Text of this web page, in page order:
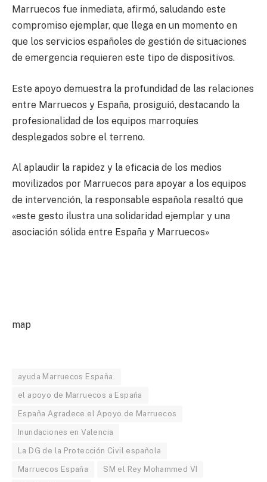
Marruecos fue inmediata, afirmó, saludando este
compromiso ejemplar, que llega en un momento en
que los servicios españoles de gestión de situaciones
de emergencia requieren este tipo de dispositivos.
Este apoyo demuestra la profundidad de las relaciones
entre Marruecos y España, prosiguió, destacando la
profesionalidad de los equipos marroquíes
desplegados sobre el terreno.
Al aplaudir la rapidez y la eficacia de los medios
movilizados por Marruecos para apoyar a los equipos
de intervención, la responsable española resaltó que
«este gesto ilustra una solidaridad ejemplar y una
asociación sólida entre España y Marruecos»
map
ayuda Marruecos España.
el apoyo de Marruecos a España
España Agradece el Apoyo de Marruecos
Inundaciones en Valencia
La DG de la Protección Civil española
Marruecos España SM el Rey Mohammed VI